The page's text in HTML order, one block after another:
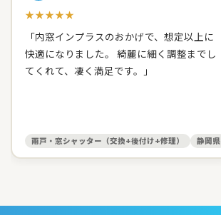
★★★★★
「内窓インプラスのおかげで、想定以上に
快適になりました。 綺麗に細く調整までし
てくれて、凄く満足です。」
雨戸・窓シャッター（交換+後付け+修理） 静岡県